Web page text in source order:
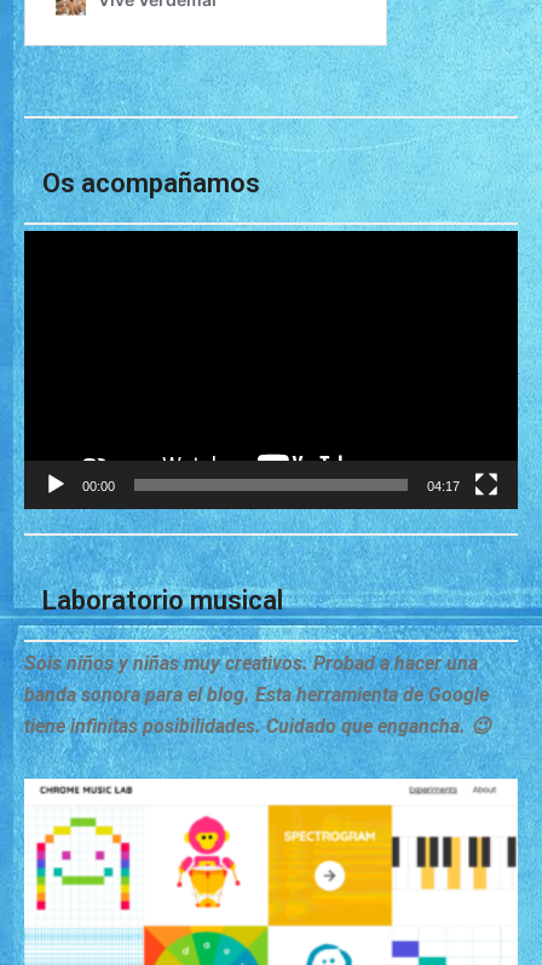
Os acompañamos
Reproductor
00:00 04:17
Laboratorio musical
Sois niños y niñas muy creativos. Probad a hacer una
banda sonora para el blog. Esta herramienta de Google
tiene infinitas posibilidades. Cuidado que engancha. 😉